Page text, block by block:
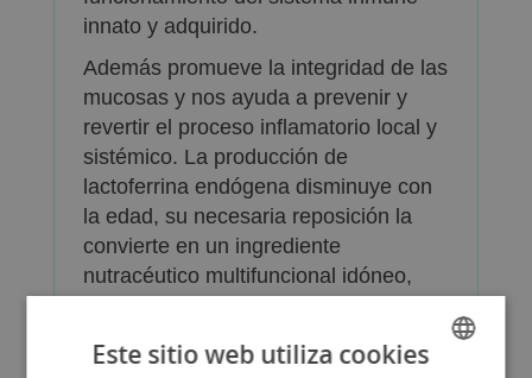
innato y adquirido.
Además promueve la integridad de las
mucosas y nos ayuda a prevenir y
revertir el proceso inflamatorio local y
sistémico. La producción de
lactoferrina endógena disminuye con
la edad, su necesaria reposición la
convierte en un ingrediente
nutracéutico multifuncional idóneo,
vida actual.
Este sitio web utiliza cookies